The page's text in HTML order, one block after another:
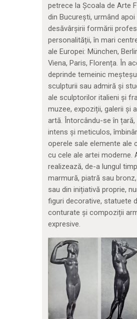
petrece la Școala de Arte
din București, urmând
desăvârșirii formării
personalității, în mari
ale Europei: München,
Viena, Paris, Florența. În
deprinde temeinic
sculpturii sau admiră și
ale sculptorilor italieni și
muzee, expoziții, galerii și
artă. Întorcându-se în țară,
intens și meticulos,
operele sale elemente ale
cu cele ale artei moderne.
realizează, de-a lungul
marmură, piatră sau
sau din inițiativă proprie,
figuri decorative, statuete
conturate și compoziții
expresive.